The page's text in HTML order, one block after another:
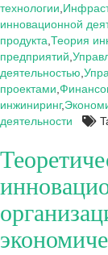
технологии
инновационной
продукта Теория
предприятий
деятельностью
проектами
инжиниринг,
деятельности